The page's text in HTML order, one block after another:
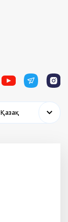
1 1 1
Қазақ